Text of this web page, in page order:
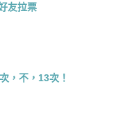
友拉票
，不，13次！